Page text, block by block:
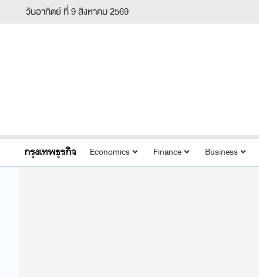
วันอาทิตย์ ที่ 9 สิงหาคม 2569
Economics Finance Business